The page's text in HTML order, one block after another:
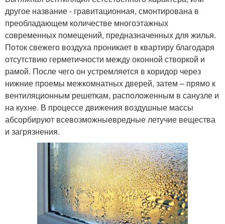
другое название - гравитационная, смонтирована в
преобладающем количестве многоэтажных
современных помещений, предназначенных для жилья.
Поток свежего воздуха проникает в квартиру благодаря
отсутствию герметичности между оконной створкой и
рамой. После чего он устремляется в коридор через
нижние проемы межкомнатных дверей, затем – прямо к
вентиляционным решеткам, расположенным в санузле и
на кухне. В процессе движения воздушные массы
абсорбируют всевозможныевредные летучие вещества
и загрязнения.